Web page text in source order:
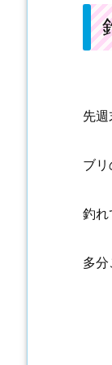
先週
ブ
釣れ
多